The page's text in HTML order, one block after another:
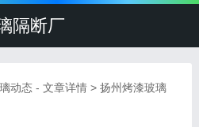
隔断厂
动态- 文章详情 > 扬州烤漆玻璃